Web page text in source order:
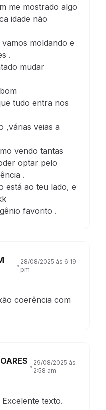
me mostrado algo
idade não
moldando e
.
mudar
tudo entra nos
,várias veias a
vendo tantas
optar pelo
.
está ao teu lado, e
favorito .
•
28/08/2025 às 6:19
pm
coerência com
•
29/08/2025 às
2:58 am
texto.